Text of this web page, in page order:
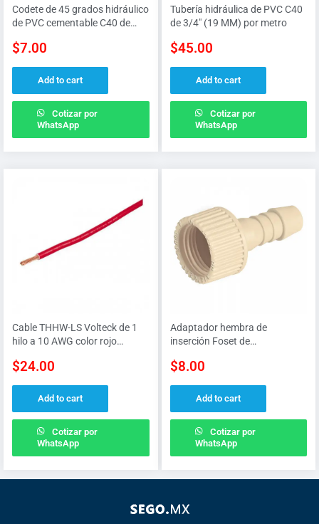
Codete de 45 grados hidráulico
de PVC cementable C40 de
$7.00
Add to cart
Cotizar por
WhatsApp
Tubería hidráulica de PVC C40
de 3/4″ (19 MM) por metro
$45.00
Add to cart
Cotizar por
WhatsApp
Cable THHW-LS Volteck de 1
hilo a 10 AWG color rojo
$24.00
Add to cart
Cotizar por
WhatsApp
Adaptador hembra de
inserción Foset de
$8.00
Add to cart
Cotizar por
WhatsApp